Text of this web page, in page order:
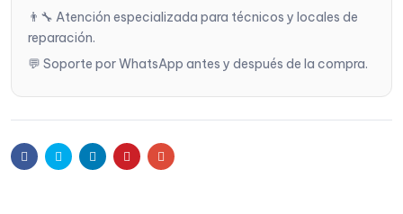
👨‍🔧 Atención especializada para técnicos y locales de
reparación.
💬 Soporte por WhatsApp antes y después de la compra.
FacebookTwitter LinkedinPinterestEmail